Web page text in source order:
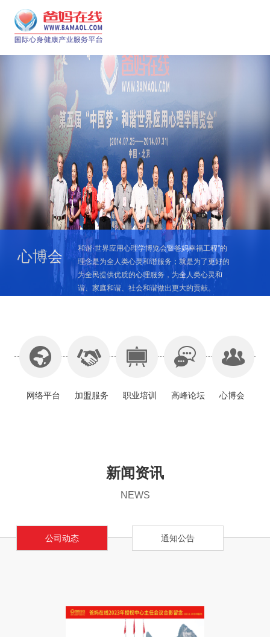
心博会
和谐·世界应用心理学博览会暨爸妈幸福工程”的
理念是为全人类心灵和谐服务；就是为了更好的
为全民提供优质的心理服务，为全人类心灵和
谐、家庭和谐、社会和谐做出更大的贡献。
爸妈在线是中国和世界心身健康咨询服务知名品
网络平台 加盟服务 职业培训 高峰论坛 心博会
新闻资讯
NEWS
公司动态 通知公告